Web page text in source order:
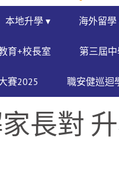
本地升學 ▾ 海外留學
育+校長室 第三屆
賽2025 職安健巡迴
長對